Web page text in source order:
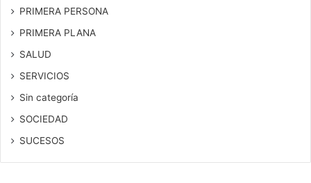
PRIMERA PERSONA
PRIMERA PLANA
SALUD
SERVICIOS
Sin categoría
SOCIEDAD
SUCESOS